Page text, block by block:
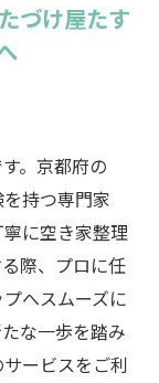
づけ屋たす
。京都府の
持つ専門家
に空き家整理
際、プロに任
へスムーズに
な一歩を踏み
ービスをご利